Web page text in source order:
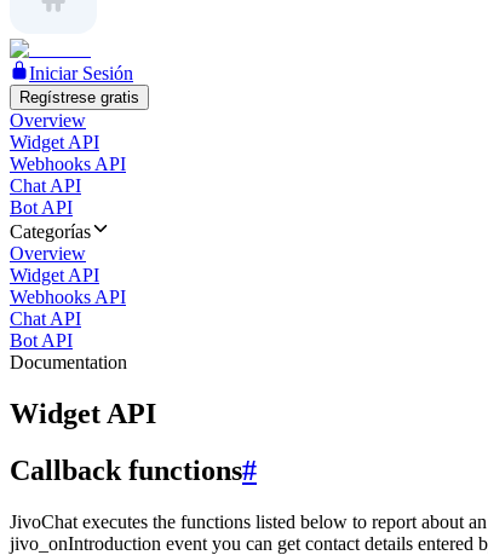
Iniciar Sesión
Regístrese gratis
Overview
Widget API
Webhooks API
Chat API
Bot API
Categorías
Overview
Widget API
Webhooks API
Chat API
Bot API
Documentation
Widget API
Callback functions#
JivoChat executes the functions listed below to report about
jivo_onIntroduction event you can get contact details entered